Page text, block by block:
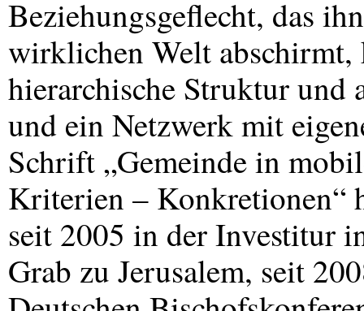
Beziehungsgeflecht, das
wirklichen Welt abschirmt,
hierarchische Struktur und
und ein Netzwerk mit
Schrift „Gemeinde in
Kriterien –
seit 2005 in der Investitur
Grab zu Jerusalem, seit